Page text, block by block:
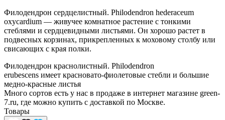
Филодендрон сердцелистный. Philodendron hederaceum
oxycardium — живучее комнатное растение с тонкими
стеблями и сердцевидными листьями. Он хорошо растет в
подвесных корзинах, прикрепленных к моховому столбу или
свисающих с края полки.
Филодендрон краснолистный. Philodendron
erubescens имеет красновато-фиолетовые стебли и большие
медно-красные листья
Много сортов есть у нас в продаже в интернет магазине green-
7.ru, где можно купить с доставкой по Москве.
Товары